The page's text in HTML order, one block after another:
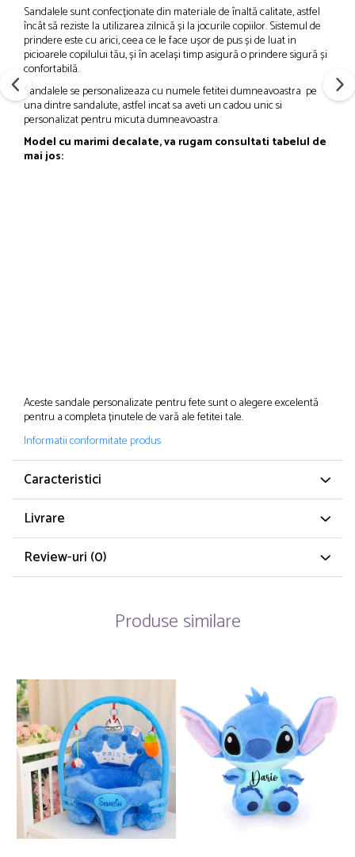
Sandalele sunt confecționate din materiale de înaltă calitate, astfel
încât să reziste la utilizarea zilnică și la jocurile copiilor. Sistemul de
prindere este cu arici, ceea ce le face ușor de pus și de luat in
picioarele copilului tău, și în același timp asigură o prindere sigură și
confortabilă.
Sandalele se personalizeaza cu numele fetitei dumneavoastra pe
una dintre sandalute, astfel incat sa aveti un cadou unic si
personalizat pentru micuta dumneavoastra.
Model cu marimi decalate, va rugam consultati tabelul de
mai jos:
Aceste sandale personalizate pentru fete sunt o alegere excelentă
pentru a completa ținutele de vară ale fetitei tale.
Informatii conformitate produs
Caracteristici
Livrare
Review-uri (0)
Produse similare